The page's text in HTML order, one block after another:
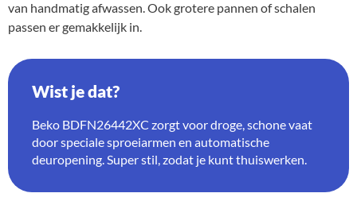
van handmatig afwassen. Ook grotere pannen of schalen
passen er gemakkelijk in.
Wist je dat?
Beko BDFN26442XC zorgt voor droge, schone vaat
door speciale sproeiarmen en automatische
deuropening. Super stil, zodat je kunt thuiswerken.